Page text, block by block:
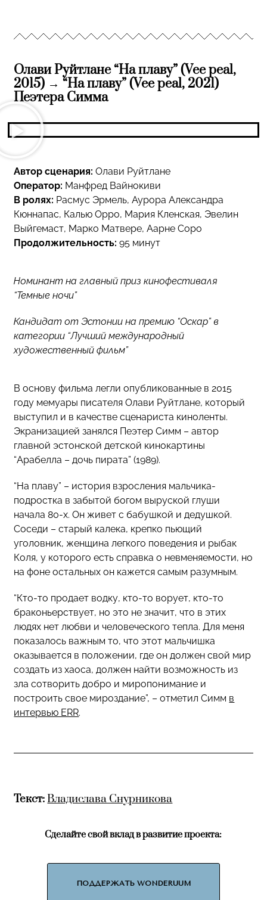
Олави Руйтлане “На плаву” (Vee peal,
2015) → “На плаву” (Vee peal, 2021)
Пеэтера Симма
Автор сценария: Олави Руйтлане
Оператор: Манфред Вайнокиви
В ролях: Расмус Эрмель, Аурора Александра
Кюннапас, Калью Орро, Мария Кленская, Эвелин
Выйгемаст, Марко Матвере, Аарне Соро
Продолжительность: 95 минут
Номинант на главный приз кинофестиваля
“Темные ночи”
Кандидат от Эстонии на премию “Оскар” в
категории “Лучший международный
художественный фильм”
В основу фильма легли опубликованные в 2015
году мемуары писателя Олави Руйтлане, который
выступил и в качестве сценариста киноленты.
Экранизацией занялся Пеэтер Симм – автор
главной эстонской детской кинокартины
“Арабелла – дочь пирата” (1989).
“На плаву” – история взросления мальчика-
подростка в забытой богом выруской глуши
начала 80-х. Он живет с бабушкой и дедушкой.
Соседи – старый калека, крепко пьющий
уголовник, женщина легкого поведения и рыбак
Коля, у которого есть справка о невменяемости, но
на фоне остальных он кажется самым разумным.
“Кто-то продает водку, кто-то ворует, кто-то
браконьерствует, но это не значит, что в этих
людях нет любви и человеческого тепла. Для меня
показалось важным то, что этот мальчишка
оказывается в положении, где он должен свой мир
создать из хаоса, должен найти возможность из
зла сотворить добро и миропонимание и
построить свое мироздание”, – отметил Симм в
интервью ERR.
Текст:Владислава Снурникова
Сделайте свой вклад в развитие проекта:
ПОДДЕРЖАТЬ WONDERUUM